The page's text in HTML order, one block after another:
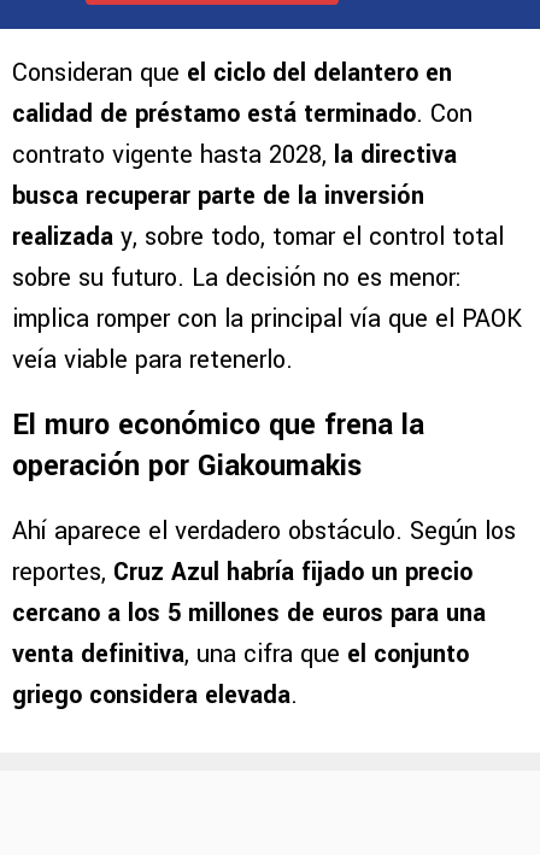
Consideran que el ciclo del delantero en
calidad de préstamo está terminado. Con
contrato vigente hasta 2028, la directiva
busca recuperar parte de la inversión
realizada y, sobre todo, tomar el control total
sobre su futuro. La decisión no es menor:
implica romper con la principal vía que el PAOK
veía viable para retenerlo.
El muro económico que frena la
operación por Giakoumakis
Ahí aparece el verdadero obstáculo. Según los
reportes, Cruz Azul habría fijado un precio
cercano a los 5 millones de euros para una
venta definitiva, una cifra que el conjunto
griego considera elevada.